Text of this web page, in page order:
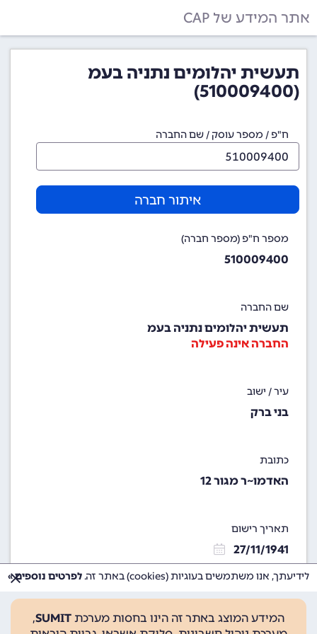
אתר המידע של CAP
תעשית יהלומים נתניה בעמ
(510009400)
ח"פ / מספר עוסק / שם החברה
איתור חברה
מספר ח"פ (מספר חברה)
510009400
שם החברה
תעשית יהלומים נתניה בעמ
החברה אינה פעילה
עיר / ישוב
בני ברק
כתובת
האדמו~ר מגור 12
תאריך רישום
27/11/1941
המידע המוצג באתר זה הינו בחסות מערכת SUMIT
,
לידיעתך, אנו משתמשים בעוגיות (cookies) באתר זה. לפרטים נוספים »